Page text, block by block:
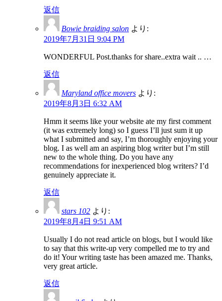
返信
Bowie braiding salon より:
2019年7月31日 9:04 PM
WONDERFUL Post.thanks for share..extra wait .. …
返信
Maryland office movers より:
2019年8月3日 6:32 AM
Hmm it seems like your website ate my first comment
(it was extremely long) so I guess I’ll just sum it up
what I submitted and say, I’m thoroughly enjoying your
blog. I as well am an aspiring blog writer but I’m still
new to the whole thing. Do you have any
recommendations for inexperienced blog writers? I’d
genuinely appreciate it.
返信
stars 102 より:
2019年8月4日 9:51 AM
Usually I do not read article on blogs, but I would like
to say that this write-up very compelled me to try and
do it! Your writing taste has been amazed me. Thanks,
very great article.
返信